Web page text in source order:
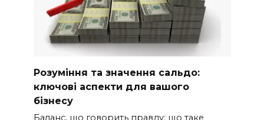
Розуміння та значення сальдо:
ключові аспекти для вашого
бізнесу
Баланс, що говорить правду: що таке